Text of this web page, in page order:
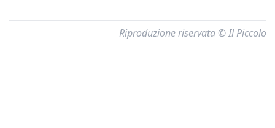
Riproduzione riservata © Il Piccolo